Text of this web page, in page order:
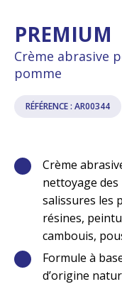
PREMIUM
Crème abrasive
pomme
RÉFÉRENCE : AR00344
Crème
nettoyage
salissures les
résines,
cambouis,
Formule à
d’origine